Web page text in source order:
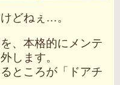
どねぇ…。
、本格的にメンテ
します。
ところが「ドアチ